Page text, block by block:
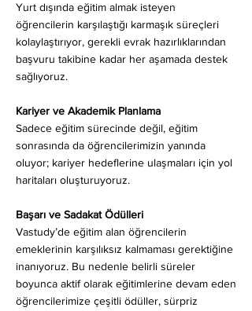
Yurt dışında eğitim almak isteyen
öğrencilerin karşılaştığı karmaşık süreçleri
kolaylaştırıyor, gerekli evrak hazırlıklarından
başvuru takibine kadar her aşamada destek
sağlıyoruz.
Kariyer ve Akademik Planlama
Sadece eğitim sürecinde değil, eğitim
sonrasında da öğrencilerimizin yanında
oluyor; kariyer hedeflerine ulaşmaları için yol
haritaları oluşturuyoruz.
Başarı ve Sadakat Ödülleri
Vastudy’de eğitim alan öğrencilerin
emeklerinin karşılıksız kalmaması gerektiğine
inanıyoruz. Bu nedenle belirli süreler
boyunca aktif olarak eğitimlerine devam eden
öğrencilerimize çeşitli ödüller, sürpriz